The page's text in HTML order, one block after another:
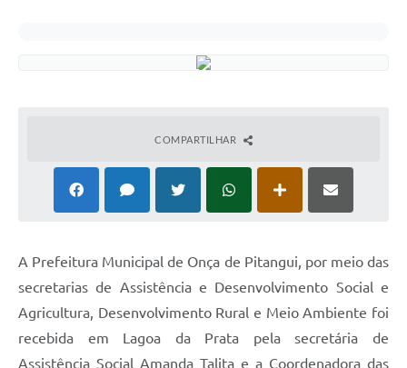
COMPARTILHAR
A Prefeitura Municipal de Onça de Pitangui, por meio das
secretarias de Assistência e Desenvolvimento Social e
Agricultura, Desenvolvimento Rural e Meio Ambiente foi
recebida em Lagoa da Prata pela secretária de
Assistência Social Amanda Talita e a Coordenadora das